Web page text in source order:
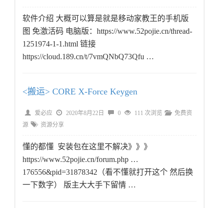
软件介绍 大概可以算是就是移动家教王的手机版
图 免激活码 电脑版：https://www.52pojie.cn/thread-
1251974-1-1.html 链接
https://cloud.189.cn/t/7vmQNbQ73Qfu …
<搬运> CORE X-Force Keygen
爱必应 2020年8月22日 0 111 次浏览
免费资
源
资源分享
懂的都懂 安装包在这里不解决》》》
https://www.52pojie.cn/forum.php …
176556&pid=31878342（看不懂就打开这个 然后换
一下数字） 版主大大手下留情 …